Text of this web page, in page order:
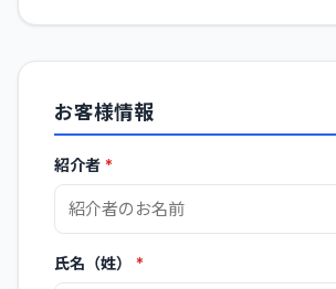
お客様情報
紹介者 *
氏名（姓） *